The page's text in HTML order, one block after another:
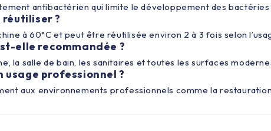
antibactérien qui limite le développement des
?
à 60°C et peut être réutilisée environ 2 à 3 fois selon
elle recommandée ?
la salle de bain, les sanitaires et toutes les surfaces
professionnel ?
aux environnements professionnels comme la